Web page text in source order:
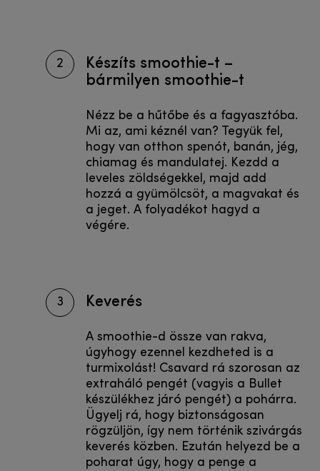
2
Készíts smoothie-t –
bármilyen smoothie-t
Nézz be a hűtőbe és a fagyasztóba.
Mi az, ami kéznél van? Tegyük fel,
hogy van otthon spenót, banán, jég,
chiamag és mandulatej. Kezdd a
leveles zöldségekkel, majd add
hozzá a gyümölcsöt, a magvakat és
a jeget. A folyadékot hagyd a
végére.
3 Keverés
A smoothie-d össze van rakva,
úgyhogy ezennel kezdheted is a
turmixolást! Csavard rá szorosan az
extraháló pengét (vagyis a Bullet
készülékhez járó pengét) a pohárra.
Ügyelj rá, hogy biztonságosan
rögzüljön, így nem történik szivárgás
keverés közben. Ezután helyezd be a
poharat úgy, hogy a penge a